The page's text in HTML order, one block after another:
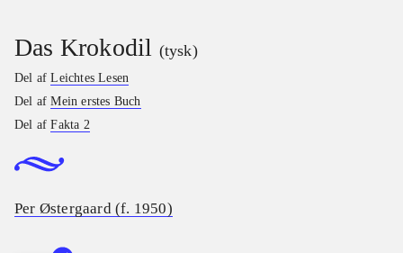
Das Krokodil (tysk)
Del afLeichtes Lesen
Del afMein erstes Buch
Del afFakta 2
Per Østergaard (f. 1950)